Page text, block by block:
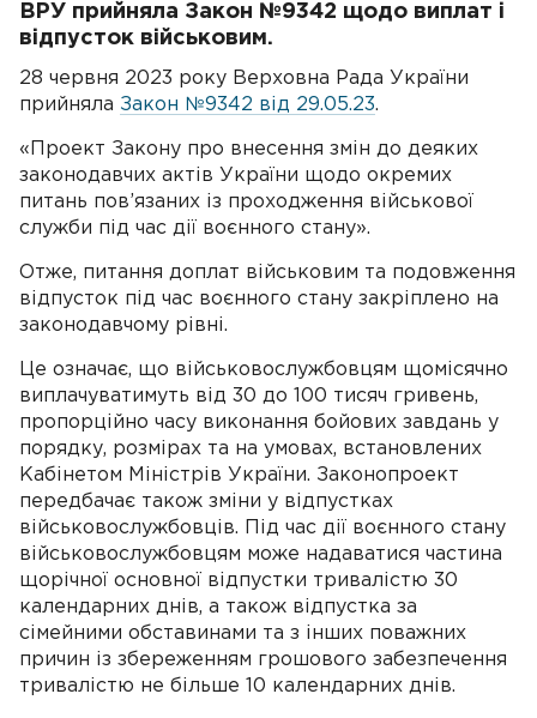
ВРУ прийняла Закон №9342 щодо виплат і
відпусток військовим.
28 червня 2023 року Верховна Рада України
прийняла Закон №9342 від 29.05.23.
«Проект Закону про внесення змін до деяких
законодавчих актів України щодо окремих
питань пов’язаних із проходження військової
служби під час дії воєнного стану».
Отже, питання доплат військовим та подовження
відпусток під час воєнного стану закріплено на
законодавчому рівні.
Це означає, що військовослужбовцям щомісячно
виплачуватимуть від 30 до 100 тисяч гривень,
пропорційно часу виконання бойових завдань у
порядку, розмірах та на умовах, встановлених
Кабінетом Міністрів України. Законопроект
передбачає також зміни у відпустках
військовослужбовців. Під час дії воєнного стану
військовослужбовцям може надаватися частина
щорічної основної відпустки тривалістю 30
календарних днів, а також відпустка за
сімейними обставинами та з інших поважних
причин із збереженням грошового забезпечення
тривалістю не більше 10 календарних днів.